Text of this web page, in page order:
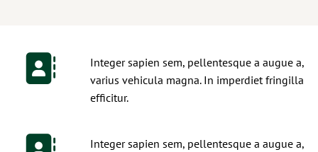
Integer sapien sem, pellentesque a augue a,
varius vehicula magna. In imperdiet fringilla
efficitur.
Integer sapien sem, pellentesque a augue a,